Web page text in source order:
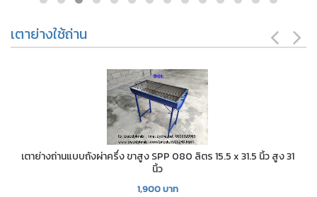
เตาย่างใช้ถ่าน
เตาย่างถ่านแบบถังผ่าครึ่ง ขาสูง SPP 080 ลิตร 15.5 x 31.5 นิ้ว สูง 31
นิ้ว
1,900บาท